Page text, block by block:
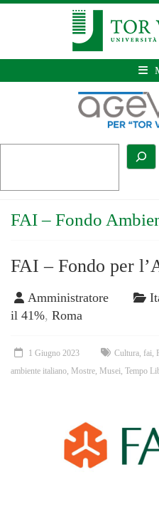
FAI – Fondo
FAI – Fondo per
Amministratore
il 41%, Roma
1 Giugno 2023 Cultura fai
ambiente italiano Mostre Musei Tempo